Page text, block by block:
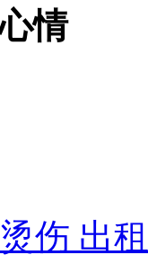
情
伤 出